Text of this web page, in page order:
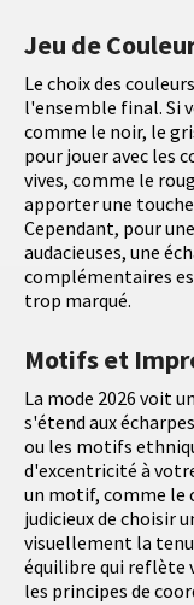
Jeu de
Le choix des
l'ensemble final. Si
comme le noir, le
pour jouer avec les
vives, comme le
apporter une
Cependant, pour
audacieuses, une
complémentaires
trop marqué.
Motifs et
La mode 2026 voit
s'étend aux
ou les motifs
d'excentricité à
un motif, comme le
judicieux de choisir
visuellement la
équilibre qui
les principes de